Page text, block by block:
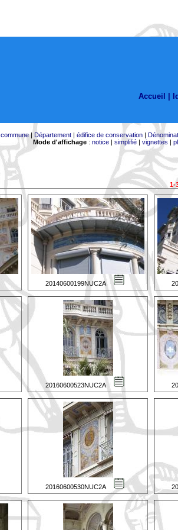
Accueil |
commune| Département| édifice de conservation|
Mode d'affichage: notice| simplifié| vignettes |
1-
20140600199NUC2A
20160600523NUC2A
20160600530NUC2A